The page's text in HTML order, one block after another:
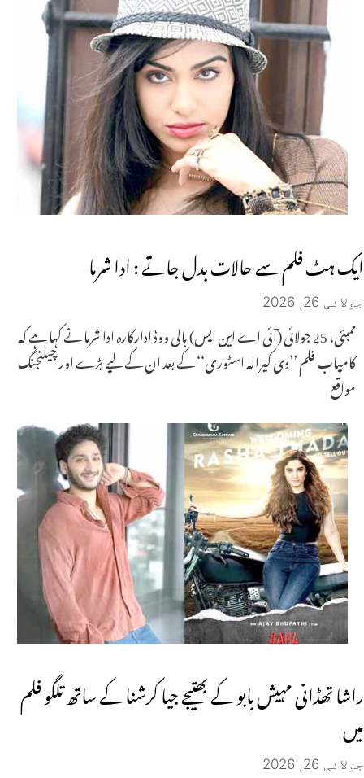
ایک ہٹ فلم سے حالات بدل جاتے : ادا شرما
جولائی 26, 2026
ممبئی، 25 جولائی (آئی اے این ایس) بالی ووڈ ادارکارہ ادا شرما نے کہا ہے کہ
کامیاب فلم ’’دی کیرالہ اسٹوری‘‘ کے بعد ان کے لیے بڑے اور چیلنجنگ
مواقع
راشا تھڈانی مہیش بابو کے بھتیجے جیا کرشنا کے ساتھ تلگو فلم
میں
جولائی 26, 2026